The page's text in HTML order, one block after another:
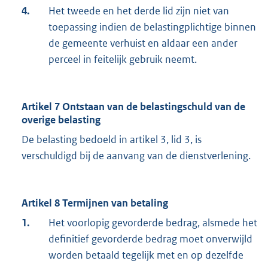
4.
Het tweede en het derde lid zijn niet van
toepassing indien de belastingplichtige binnen
de gemeente verhuist en aldaar een ander
perceel in feitelijk gebruik neemt.
Artikel 7 Ontstaan van de belastingschuld van de
overige belasting
De belasting bedoeld in artikel 3, lid 3, is
verschuldigd bij de aanvang van de dienstverlening.
Artikel 8 Termijnen van betaling
1.
Het voorlopig gevorderde bedrag, alsmede het
definitief gevorderde bedrag moet onverwijld
worden betaald tegelijk met en op dezelfde